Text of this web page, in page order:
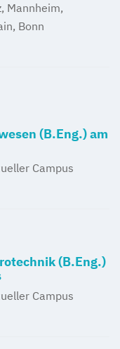
Mannheim,
Bonn
(B.Eng.) am
Campus
(B.Eng.)
Campus